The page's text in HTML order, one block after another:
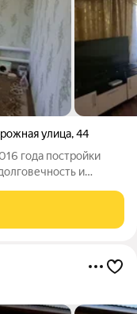
улица,44
года постройки
и
конструкции «на